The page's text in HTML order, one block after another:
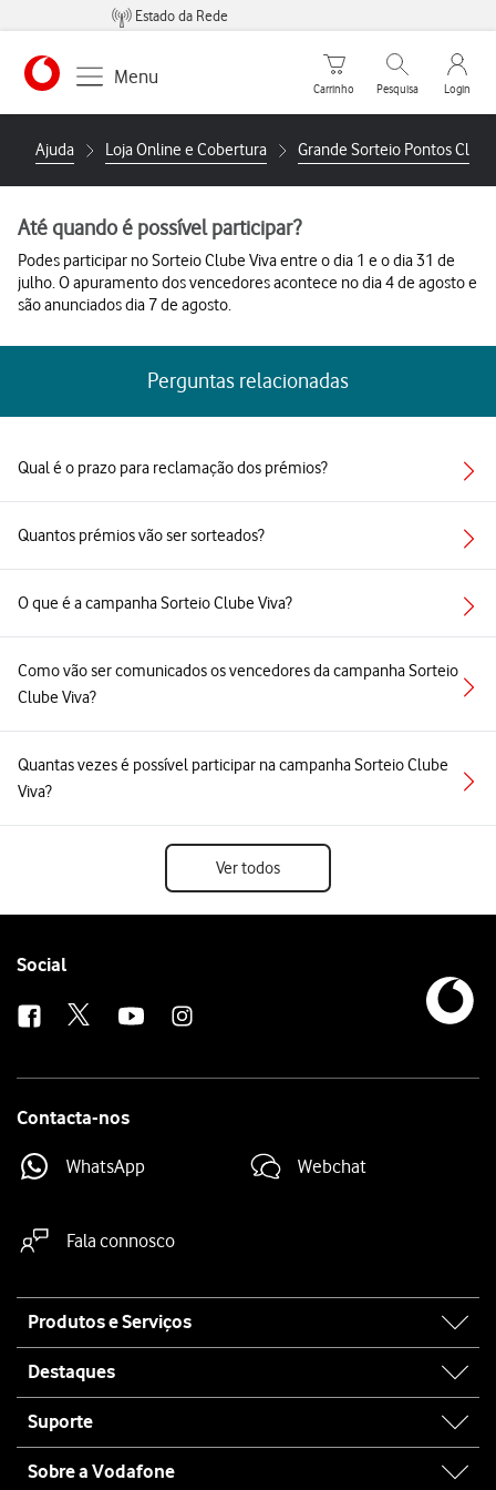
Estado da Rede
https://www.vodafone.pt
Menu
Carrinho de compras
Carrinho
Pesquisar
Pesquisa
My
Login
Ajuda Loja Online e Cobertura Grande Sorteio Pontos
Até quando é possível participar?
Podes participar no Sorteio Clube Viva entre o dia 1 e o dia 31 de
julho. O apuramento dos vencedores acontece no dia 4 de agosto e
são anunciados dia 7 de agosto.
Perguntas relacionadas
Qual é o prazo para reclamação dos prémios?
Quantos prémios vão ser sorteados?
O que é a campanha Sorteio Clube Viva?
Como vão ser comunicados os vencedores da campanha Sorteio
Clube Viva?
Quantas vezes é possível participar na campanha Sorteio Clube
Viva?
Ver todos
Follow
Social
Contacta-nos
WhatsApp Webchat
Fala connosco
map
Produtos e Serviços
Destaques
Suporte
Sobre a Vodafone